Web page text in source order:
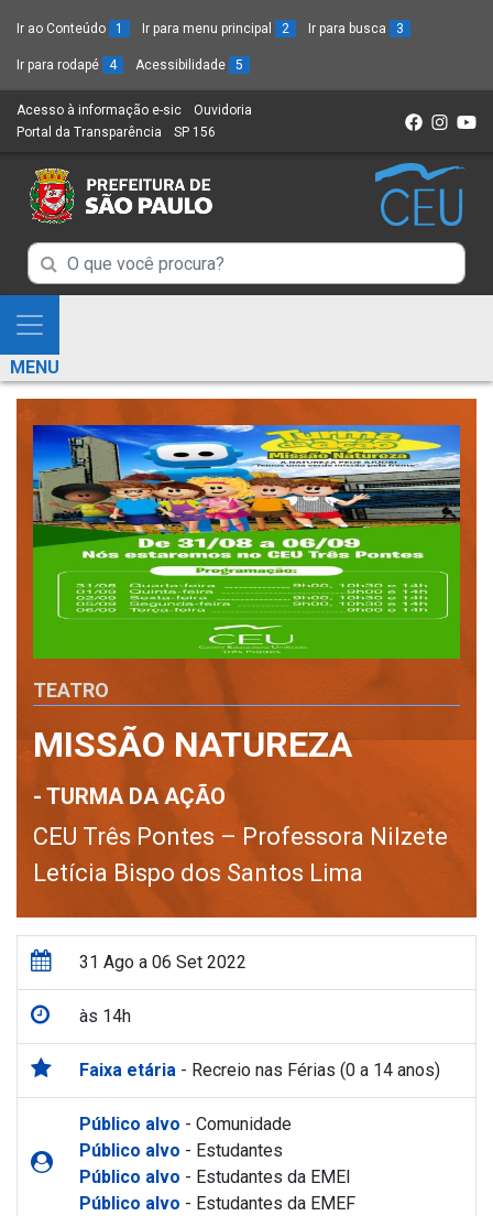
Ir ao Conteúdo 1 Ir para menu principal 2 Ir para busca 3
Ir para rodapé 4 Acessibilidade 5
Acesso à informação e-sic (Link
para
novo
sítio)
Ouvidoria
Portal da Transparência (Link
um
novo
SP 156
Campo
de
Busca
de
informações
Campo
de
de
informações
Mostra
e
Esconde
Menu
MENU
TEATRO
MISSÃO NATUREZA
- TURMA DA AÇÃO
CEU Três Pontes – Professora Nilzete
Letícia Bispo dos Santos Lima
31 Ago a 06 Set 2022
às 14h
Faixa etária - Recreio nas Férias (0 a 14 anos)
Público alvo - Comunidade
Público alvo - Estudantes
Público alvo - Estudantes da EMEI
Público alvo - Estudantes da EMEF